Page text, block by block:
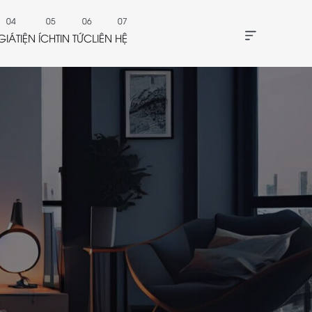
TIỆN ÍCHTIN TỨCLIÊN HỆ